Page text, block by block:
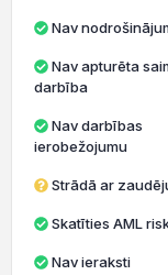
Nav
darbība
ierobežojumu
Strādā ar
Skatīties AML